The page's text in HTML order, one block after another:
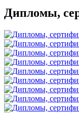
Дипломы,